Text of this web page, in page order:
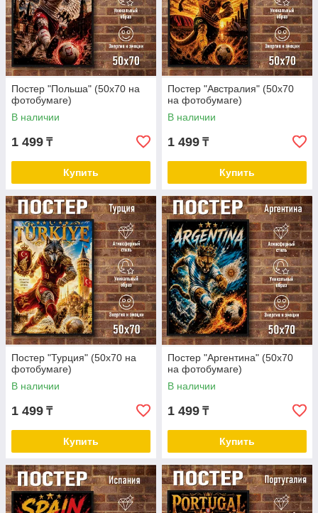
Постер "Польша" (50х70 на
фотобумаге)
В наличии
1 499 ₸
Купить
Постер "Австралия" (50х70
на фотобумаге)
В наличии
1 499 ₸
Купить
Постер "Турция" (50х70 на
фотобумаге)
В наличии
1 499 ₸
Купить
Постер "Аргентина" (50х70
на фотобумаге)
В наличии
1 499 ₸
Купить